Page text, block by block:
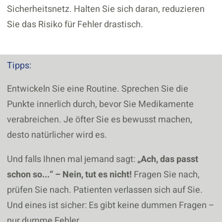
Sicherheitsnetz. Halten Sie sich daran, reduzieren
Sie das Risiko für Fehler drastisch.
Tipps:
Entwickeln Sie eine Routine. Sprechen Sie die
Punkte innerlich durch, bevor Sie Medikamente
verabreichen. Je öfter Sie es bewusst machen,
desto natürlicher wird es.
Und falls Ihnen mal jemand sagt: „Ach, das passt
schon so...“ – Nein, tut es nicht! Fragen Sie nach,
prüfen Sie nach. Patienten verlassen sich auf Sie.
Und eines ist sicher: Es gibt keine dummen Fragen –